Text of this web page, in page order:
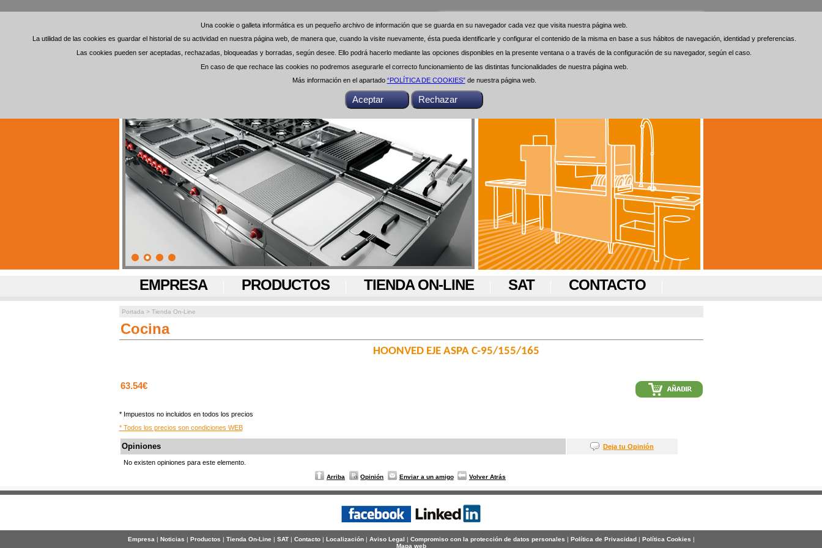
Una cookie o galleta informática es un pequeño archivo de información que se guarda en su navegador cada vez que visita nuestra página web.
La utilidad de las cookies es guardar el historial de su actividad en nuestra página web, de manera que, cuando la visite nuevamente, ésta pueda identificarle y configurar el contenido de la misma en base a sus hábitos de navegación, identidad y preferencias.
Las cookies pueden ser aceptadas, rechazadas, bloqueadas y borradas, según desee. Ello podrá hacerlo mediante las opciones disponibles en la presente ventana o a través de la configuración de su navegador, según el caso.
En caso de que rechace las cookies no podremos asegurarle el correcto funcionamiento de las distintas funcionalidades de nuestra página web.
Más información en el apartado “POLÍTICA DE COOKIES”de nuestra página web.
Una cookie o galleta informática es un pequeño archivo de información que se guarda en su navegador cada vez que visita nuestra página web.
La utilidad de las cookies es guardar el historial de su actividad en nuestra página web, de manera que, cuando la visite nuevamente, ésta pueda identificarle y configurar el contenido de la misma en base a sus hábitos de navegación, identidad y preferencias.
Las cookies pueden ser aceptadas, rechazadas, bloqueadas y borradas, según desee. Ello podrá hacerlo mediante las opciones disponibles en la presente ventana o a través de la configuración de su navegador, según el caso.
En caso de que rechace las cookies no podremos asegurarle el correcto funcionamiento de las distintas funcionalidades de nuestra página web.
Más información en el apartado “POLÍTICA DE COOKIES”de nuestra página web.
Buscar
EMPRESA PRODUCTOS TIENDA ON-LINE SAT CONTACTO
Portada > Tienda On-Line
Cocina
HOONVED EJE ASPA C-95/155/165
63.54€
* Impuestos no incluidos en todos los precios
* Todos los precios son condiciones WEB
Opiniones Deja tu Opinión
No existen opiniones para este elemento.
Arriba Opinión Enviar a un amigo Volver Atrás
Empresa| Noticias | Productos | Tienda On-Line | SAT| Contacto| Localización| Aviso Legal | Compromiso con la protección de datos personales | Política de Privacidad| Política Cookies |
Mapa web